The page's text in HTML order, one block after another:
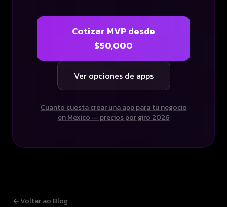
Cotizar MVP desde
$50,000
Ver opciones de apps
Cuanto cuesta crear una app para tu negocio
en Mexico — precios por giro 2026
Voltar ao Blog